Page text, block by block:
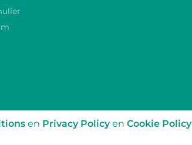
en Privacy Policyen Cookie Policy